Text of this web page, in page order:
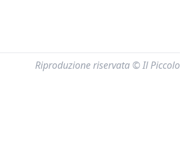
Riproduzione riservata © Il Piccolo